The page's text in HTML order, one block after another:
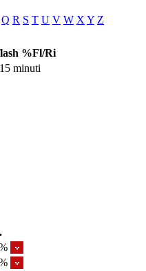
Q R S T U V W X Y Z
%Fl/Ri
minuti